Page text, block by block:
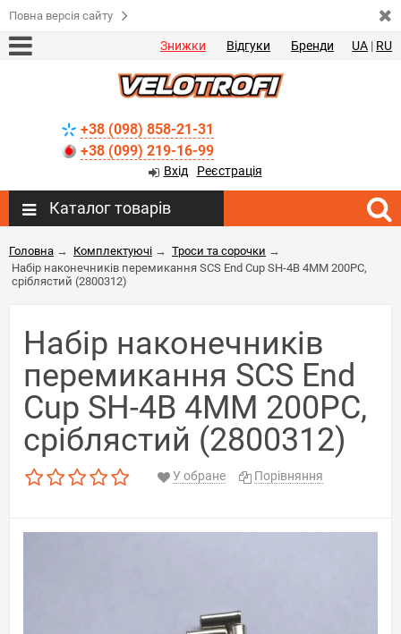
Повна версія сайту
Знижки Відгуки Бренди UA | RU
+38 (098) 858-21-31
+38 (099) 219-16-99
Вхід Реєстрація
Каталог товарів
Головна → Комплектуючі → Троси та сорочки →
Набір наконечників перемикання SCS End Cup SH-4B 4MM 200PC,
сріблястий (2800312)
Набір наконечників
перемикання SCS End
Cup SH-4B 4MM 200PC,
сріблястий (2800312)
У обране Порівняння